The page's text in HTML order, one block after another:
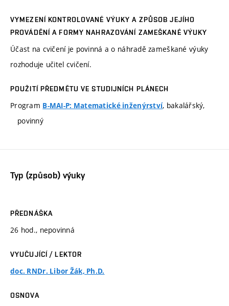
VYMEZENÍ KONTROLOVANÉ VÝUKY A ZPŮSOB JEJÍHO
PROVÁDĚNÍ A FORMY NAHRAZOVÁNÍ ZAMEŠKANÉ VÝUKY
Účast na cvičení je povinná a o náhradě zameškané výuky
rozhoduje učitel cvičení.
POUŽITÍ PŘEDMĚTU VE STUDIJNÍCH PLÁNECH
Program B-MAI-P: Matematické inženýrství, bakalářský,
povinný
Typ (způsob) výuky
PŘEDNÁŠKA
26 hod., nepovinná
VYUČUJÍCÍ / LEKTOR
doc. RNDr. Libor Žák, Ph.D.
OSNOVA